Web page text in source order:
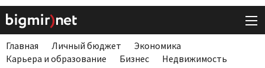
Главная Личный бюджет
Экономика
Карьера и образование
Бизнес
Недвижимость